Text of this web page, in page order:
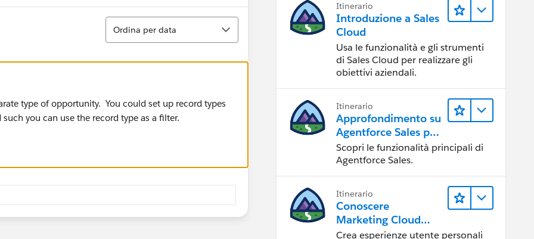
Ordina
Ordina per data
type of opportunity. You could set up record types
you can use the record type as a filter.
Itinerario
Introduzione a Sales
Cloud
Usa le funzionalità e gli strumenti
di Sales Cloud per realizzare gli
obiettivi aziendali.
Itinerario
Approfondimento su
Agentforce Sales per
gli amministratori
Scopri le funzionalità principali di
Agentforce Sales.
Itinerario
Conoscere
Marketing Cloud
Engagement
Crea esperienze utente personali